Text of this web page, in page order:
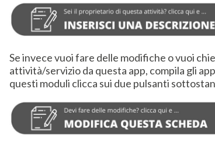
Se invece vuoi fare delle modifiche o vuoi
attività/servizio da questa app, compila gli
questi moduli clicca sui due pulsanti